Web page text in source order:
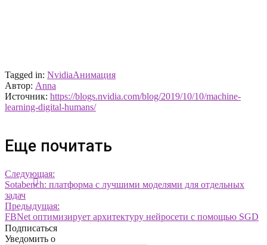
Tagged in: NvidiaАнимация
Автор: Anna
Источник: https://blogs.nvidia.com/blog/2019/10/10/machine-
learning-digital-humans/
Еще почитать
Следующая:
Sotabench: платформа с лучшими моделями для отдельных
задач
Предыдущая:
FBNet оптимизирует архитектуру нейросети с помощью SGD
Подписаться
Уведомить о